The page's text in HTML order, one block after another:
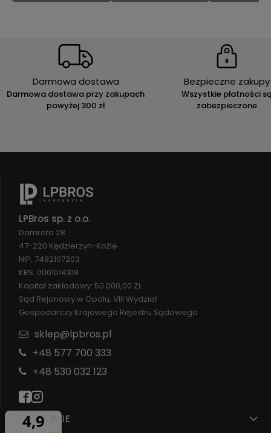
Darmowa dostawa
Darmowa dostawa przy zakupach
powyżej 300 zł
Bezpieczne zakupy
Wszystkie płatności
zabezpieczone
INFORMACJE
LPBros sp. z o.o.
Damrota 28
47-220 Kędzierzyn-Koźle
NIP: 7492107203
KRS: 0001014318
Kapitał zakładowy: 50 000,00 ZŁ
Sąd Rejonowy w Opolu, VIII Wydział
Gospodarczy Krajowego Rejestru Sądowego
sklep@lpbros.pl
+48 577 700 333
+48 530 032 123